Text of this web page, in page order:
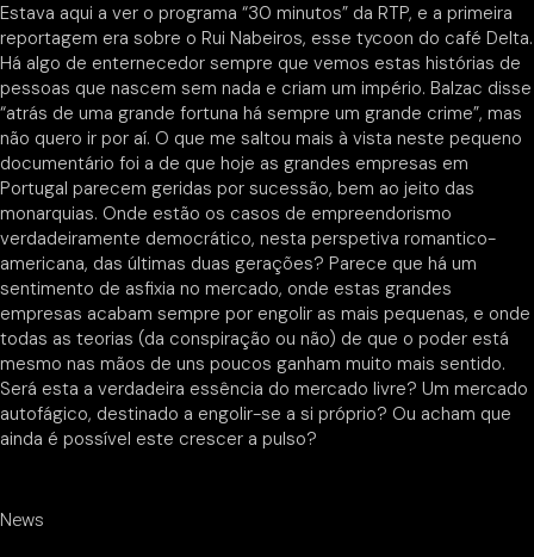
Estava aqui a ver o programa “30 minutos” da RTP, e a primeira
reportagem era sobre o Rui Nabeiros, esse tycoon do café Delta.
Há algo de enternecedor sempre que vemos estas histórias de
pessoas que nascem sem nada e criam um império. Balzac disse
“atrás de uma grande fortuna há sempre um grande crime”, mas
não quero ir por aí. O que me saltou mais à vista neste pequeno
documentário foi a de que hoje as grandes empresas em
Portugal parecem geridas por sucessão, bem ao jeito das
monarquias. Onde estão os casos de empreendorismo
verdadeiramente democrático, nesta perspetiva romantico-
americana, das últimas duas gerações? Parece que há um
sentimento de asfixia no mercado, onde estas grandes
empresas acabam sempre por engolir as mais pequenas, e onde
todas as teorias (da conspiração ou não) de que o poder está
mesmo nas mãos de uns poucos ganham muito mais sentido.
Será esta a verdadeira essência do mercado livre? Um mercado
autofágico, destinado a engolir-se a si próprio? Ou acham que
ainda é possível este crescer a pulso?
News